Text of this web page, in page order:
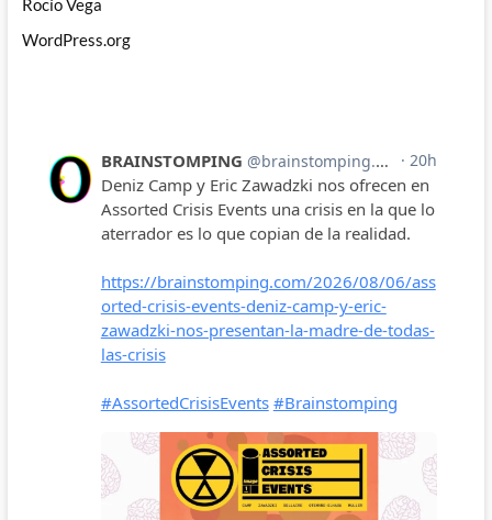
Rocío Vega
WordPress.org